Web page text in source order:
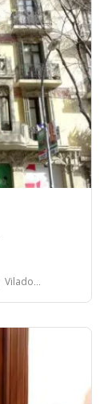
Viladomat, 124 - BARCELONA